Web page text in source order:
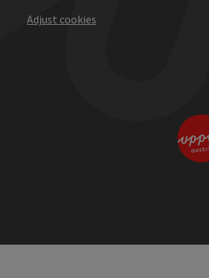
Adjust cookies